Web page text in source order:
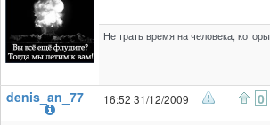
Не трать время на человека,
denis_an_77 16:52 31/12/2009 0